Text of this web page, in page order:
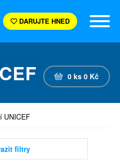
DARUJTE HNED
0 ks 0 Kč
UNICEF
filtry